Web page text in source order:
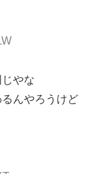
やな
んやろうけど